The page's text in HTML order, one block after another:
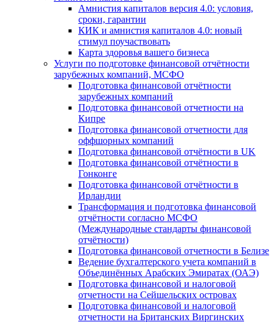
Амнистия капиталов версия 4.0: условия,
сроки, гарантии
КИК и амнистия капиталов 4.0: новый
стимул поучаствовать
Карта здоровья вашего бизнеса
Услуги по подготовке финансовой отчётности
зарубежных компаний, МСФО
Подготовка финансовой отчётности
зарубежных компаний
Подготовка финансовой отчетности на
Кипре
Подготовка финансовой отчетности для
оффшорных компаний
Подготовка финансовой отчётности в UK
Подготовка финансовой отчётности в
Гонконге
Подготовка финансовой отчётности в
Ирландии
Трансформация и подготовка финансовой
отчётности согласно МСФО
(Международные стандарты финансовой
отчётности)
Подготовка финансовой отчетности в Белизе
Ведение бухгалтерского учета компаний в
Объединённых Арабских Эмиратах (ОАЭ)
Подготовка финансовой и налоговой
отчетности на Сейшельских островах
Подготовка финансовой и налоговой
отчетности на Британских Виргинских